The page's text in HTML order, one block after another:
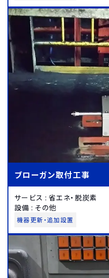
ブローガン取付工事
サービス : 省エネ・脱炭素
設備 : その他
機器更新・追加設置